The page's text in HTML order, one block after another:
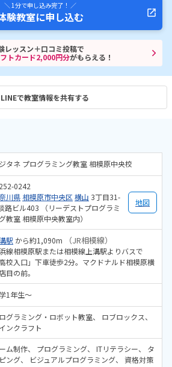
＼ 1分で申し込み完了！ ／
験教室に申し込む
レッスン＋口コミ投稿で
トカード2,000円分がもらえる！
LINEで教室情報を共有する
タネ プログラミング教室 相模原中央校
0242
川県 相模原市中央区 横山 3丁目31-
路ビル403 （リーデストプログラミ
教室 相模原中央教室内）
地図
駅 から約1,090m （JR相模線）
線相模原駅または相模線上溝駅よりバスで
高校入口」下車徒歩2分。マクドナルド相模原横
目の前。
1年生～
グラミング・ロボット教室
ロブロックス
ンクラフト
ム制作 プログラミング ITリテラシー
タ
ング
ビジュアルプログラミング 資格対策